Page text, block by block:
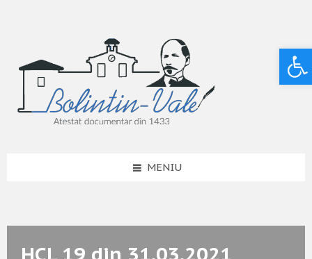
MENIU
HCL 19 din 31.03.2021
Deschide bara de unelte